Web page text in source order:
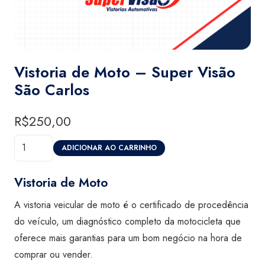
Vistoria de Moto – Super Visão
São Carlos
R$250,00
Vistoria
Moto
Super
Visão
São
Carlos
ADICIONAR AO CARRINHO
Vistoria de Moto
A vistoria veicular de moto é o certificado de procedência
do veículo, um diagnóstico completo da motocicleta que
oferece mais garantias para um bom negócio na hora de
comprar ou vender.